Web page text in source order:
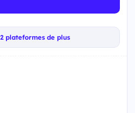
plateformes de plus